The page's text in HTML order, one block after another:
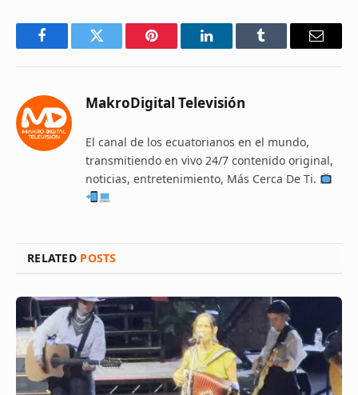
FacebookTwitter Pinterest LinkedInTumblr Email
MakroDigital Televisión
El canal de los ecuatorianos en el mundo,
transmitiendo en vivo 24/7 contenido original,
noticias, entretenimiento, Más Cerca De Ti.
RELATED POSTS